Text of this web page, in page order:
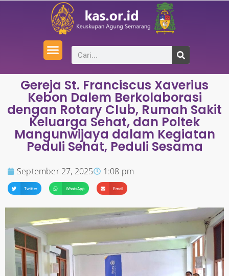
Gereja St. Franciscus Xaverius
Kebon Dalem Berkolaborasi
dengan Rotary Club, Rumah Sakit
Keluarga Sehat, dan Poltek
Mangunwijaya dalam Kegiatan
Peduli Sehat, Peduli Sesama
September 27, 2025 1:08 pm
Twitter WhatsApp Email